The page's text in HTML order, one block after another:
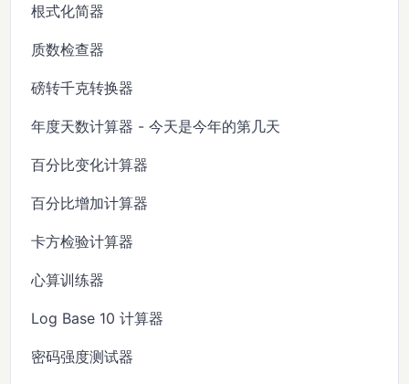
根式化简器
质数检查器
磅转千克转换器
年度天数计算器 - 今天是今年的第几天
百分比变化计算器
百分比增加计算器
卡方检验计算器
心算训练器
Log Base 10 计算器
密码强度测试器